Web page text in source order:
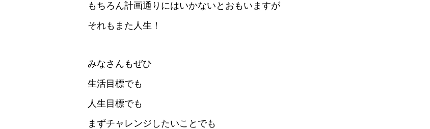
もちろん計画通りにはいかないとおもいますが
それもまた人生！
みなさんもぜひ
生活目標でも
人生目標でも
まずチャレンジしたいことでも